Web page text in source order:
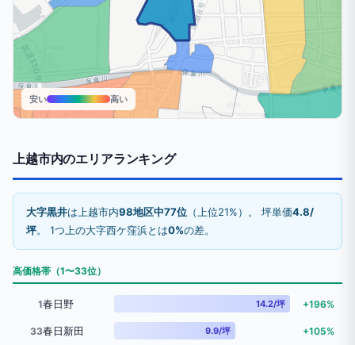
安い 高い
上越市内のエリアランキング
大字黒井は上越市内98地区中77位 （上位21%）。 坪単価4.8/
坪。 1つ上の大字西ケ窪浜とは0%の差。
高価格帯（1〜33位）
1春日野 14.2/坪 +196%
33春日新田 9.9/坪 +105%